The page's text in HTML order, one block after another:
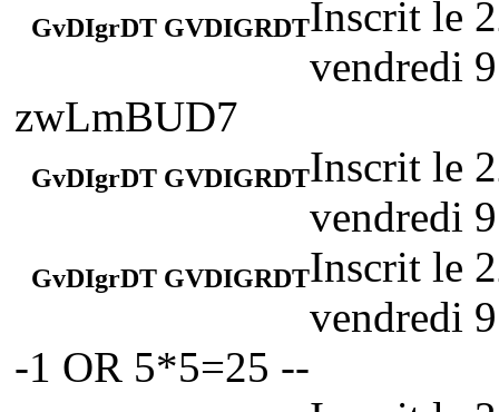
GvDIgrDT GVDIGRDTInscrit le
vendredi
zwLmBUD7
GvDIgrDT GVDIGRDTInscrit le
vendredi
GvDIgrDT GVDIGRDTInscrit le
vendredi
-1 OR 5*5=25 --